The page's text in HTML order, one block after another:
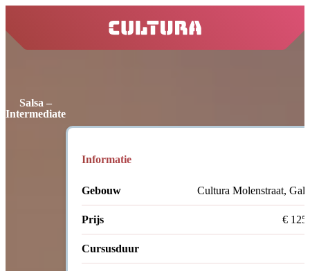
home
Salsa –
Intermediate
Informatie
Gebouw Cultura Molenstraat,
Prijs €
Cursusduur